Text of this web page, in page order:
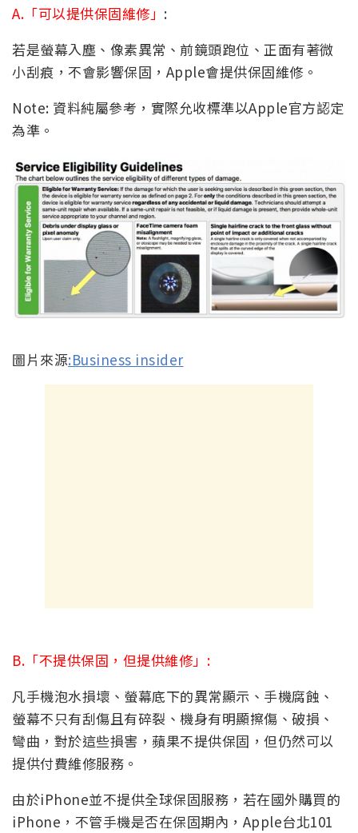
A.「可以提供保固維修」 :
若是螢幕入塵、像素異常、前鏡頭跑位、正面有著微
小刮痕，不會影響保固，Apple會提供保固維修。
Note: 資料純屬參考，實際允收標準以Apple官方認定
為準。
圖片來源:Business insider
B.「不提供保固，但提供維修」:
凡手機泡水損壞、螢幕底下的異常顯示、手機腐蝕、
螢幕不只有刮傷且有碎裂、機身有明顯擦傷、破損、
彎曲，對於這些損害，蘋果不提供保固，但仍然可以
提供付費維修服務。
由於iPhone並不提供全球保固服務，若在國外購買的
iPhone，不管手機是否在保固期內，Apple台北101